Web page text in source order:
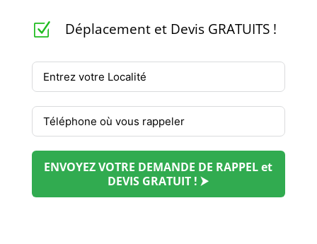
Z Déplacement et Devis GRATUITS !
ENVOYEZ VOTRE DEMANDE DE RAPPEL et
DEVIS GRATUIT ! ⮞